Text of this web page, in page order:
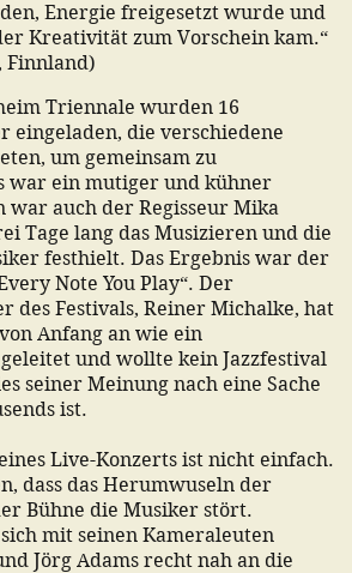
Energie freigesetzt wurde und
Kreativität zum Vorschein kam.“
Triennale wurden 16
eingeladen, die verschiedene
um gemeinsam zu
war ein mutiger und kühner
war auch der Regisseur Mika
Tage lang das Musizieren und die
festhielt. Das Ergebnis war der
Note You Play“. Der
des Festivals, Reiner Michalke, hat
Anfang an wie ein
und wollte kein Jazzfestival
seiner Meinung nach eine Sache
ist.
Live-Konzerts ist nicht einfach.
dass das Herumwuseln der
Bühne die Musiker stört.
mit seinen Kameraleuten
Jörg Adams recht nah an die